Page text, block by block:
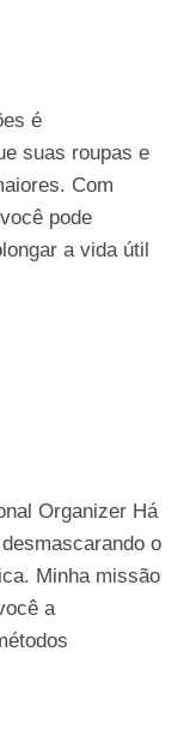
é
suas roupas e
Com
pode
a vida útil
Organizer Há
o
Minha missão
a